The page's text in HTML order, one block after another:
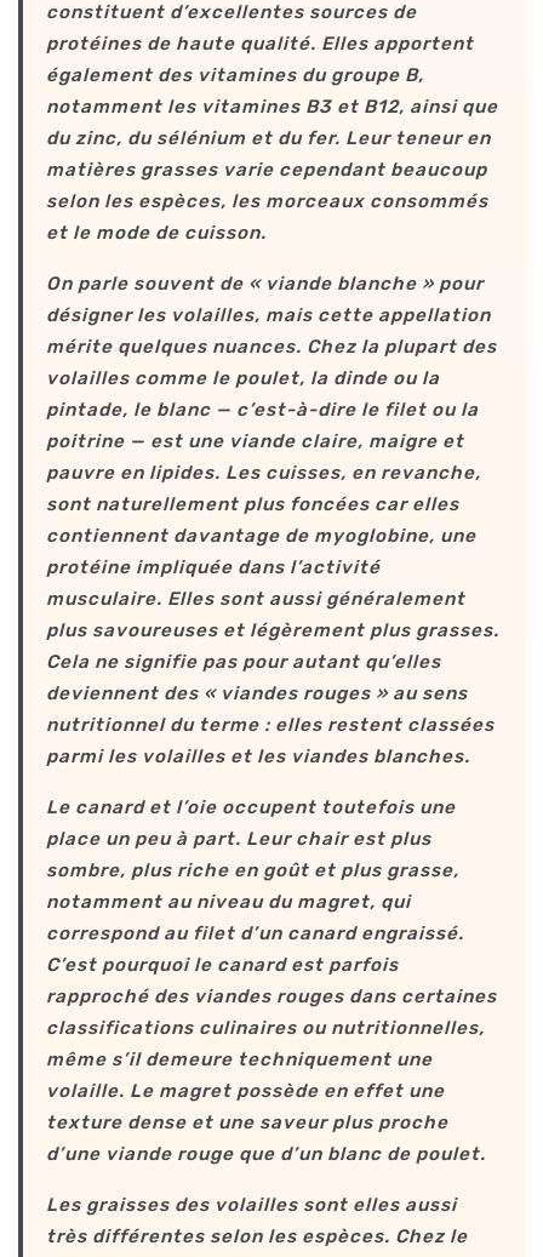
constituent d’excellentes sources de
protéines de haute qualité. Elles apportent
également des vitamines du groupe B,
notamment les vitamines B3 et B12, ainsi que
du zinc, du sélénium et du fer. Leur teneur en
matières grasses varie cependant beaucoup
selon les espèces, les morceaux consommés
et le mode de cuisson.
On parle souvent de « viande blanche » pour
désigner les volailles, mais cette appellation
mérite quelques nuances. Chez la plupart des
volailles comme le poulet, la dinde ou la
pintade, le blanc — c’est-à-dire le filet ou la
poitrine — est une viande claire, maigre et
pauvre en lipides. Les cuisses, en revanche,
sont naturellement plus foncées car elles
contiennent davantage de myoglobine, une
protéine impliquée dans l’activité
musculaire. Elles sont aussi généralement
plus savoureuses et légèrement plus grasses.
Cela ne signifie pas pour autant qu’elles
deviennent des « viandes rouges » au sens
nutritionnel du terme : elles restent classées
parmi les volailles et les viandes blanches.
Le canard et l’oie occupent toutefois une
place un peu à part. Leur chair est plus
sombre, plus riche en goût et plus grasse,
notamment au niveau du magret, qui
correspond au filet d’un canard engraissé.
C’est pourquoi le canard est parfois
rapproché des viandes rouges dans certaines
classifications culinaires ou nutritionnelles,
même s’il demeure techniquement une
volaille. Le magret possède en effet une
texture dense et une saveur plus proche
d’une viande rouge que d’un blanc de poulet.
Les graisses des volailles sont elles aussi
très différentes selon les espèces. Chez le